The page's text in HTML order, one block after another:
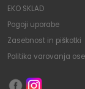
EKO SKLAD
Pogoji uporabe
Zasebnost in piškotki
Politika varovanja